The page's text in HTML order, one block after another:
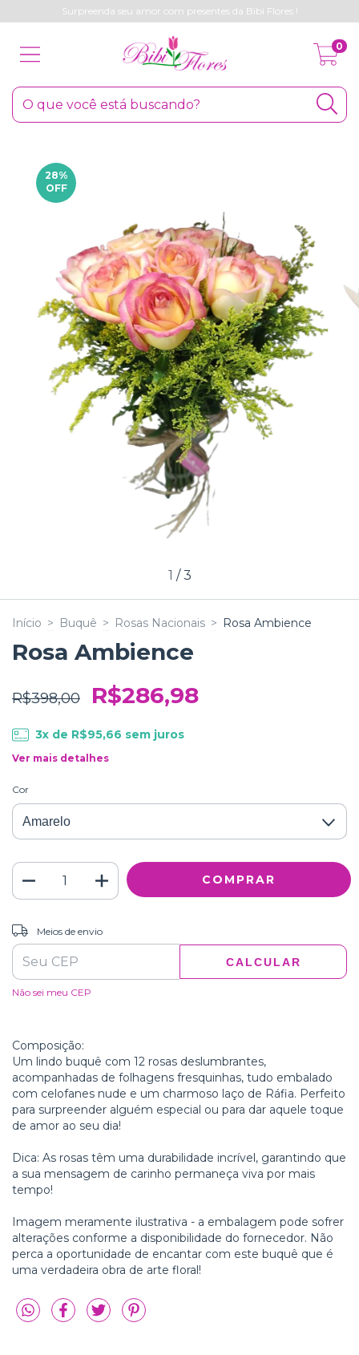
Surpreenda seu amor com presentes da Bibi Flores !
0
28%
OFF
1 / 3
Início > Buquê > Rosas Nacionais > Rosa Ambience
Rosa Ambience
R$398,00 R$286,98
3x de R$95,66 sem juros
Ver mais detalhes
Cor
Entregas para o CEP:
Meios de envio
CALCULAR
Não sei meu CEP
Composição:
Um lindo buquê com 12 rosas deslumbrantes,
acompanhadas de folhagens fresquinhas, tudo embalado
com celofanes nude e um charmoso laço de Ráfia. Perfeito
para surpreender alguém especial ou para dar aquele toque
de amor ao seu dia!
Dica: As rosas têm uma durabilidade incrível, garantindo que
a sua mensagem de carinho permaneça viva por mais
tempo!
Imagem meramente ilustrativa - a embalagem pode sofrer
alterações conforme a disponibilidade do fornecedor. Não
perca a oportunidade de encantar com este buquê que é
uma verdadeira obra de arte floral!